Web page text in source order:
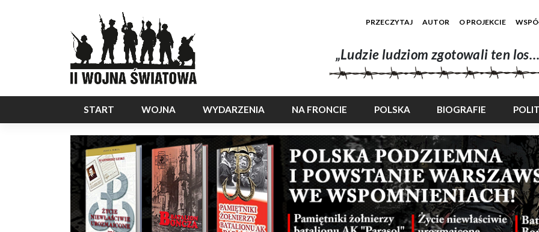
PRZECZYTAJ AUTOR O PROJEKCIE
„Ludzie ludziom zgotowali ten
START WOJNA WYDARZENIA NA FRONCIE POLSKA BIOGRAFIE